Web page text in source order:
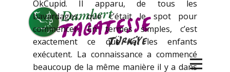
OkCupid. Il apparu, de tous les
bavardages, que c’était le spot pour
commencer. En termes simples, c’est
exactement ce que le les enfants
exécutent. La connaissance a commencé
beaucoup de la même manière il y a dans